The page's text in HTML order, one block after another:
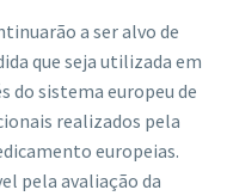
a ser alvo de
que seja utilizada em
do sistema europeu de
realizados pela
europeias.
pela avaliação da